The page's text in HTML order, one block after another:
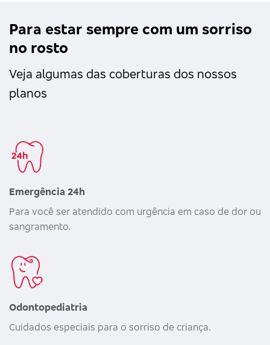
Para estar sempre com um sorriso
no rosto
Veja algumas das coberturas dos nossos
planos
Emergência 24h
Para você ser atendido com urgência em caso de dor ou
sangramento.
Odontopediatria
Cuidados especiais para o sorriso de criança.